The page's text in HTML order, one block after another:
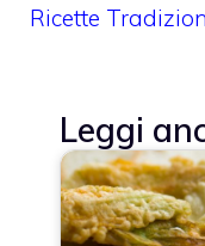
Ricette
Leggi